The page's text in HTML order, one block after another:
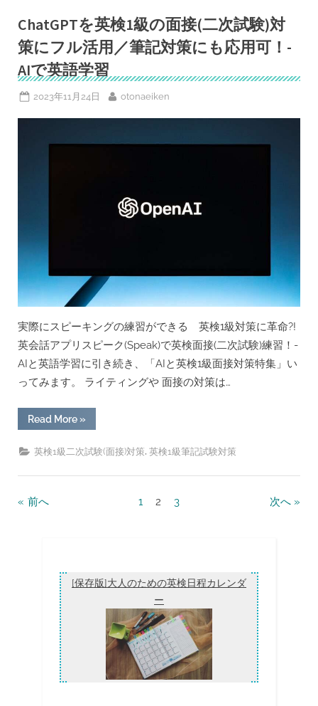
ど
う
変
わ
る？
2024
年
か
の
ChatGPTを英検1級の面接(二次試験)対
策にフル活用／筆記対策にも応用可！-
AIで英語学習
Posted
2023年11月24日 By
otonaeiken
実際にスピーキングの練習ができる 英検1級対策に革命?!
英会話アプリスピーク(Speak)で英検面接(二次試験)練習！-
AIと英語学習に引き続き、「AIと英検1級面接対策特集」い
ってみます。 ライティングや 面接の対策は…
Read More“ChatGPT
を
検
1
の
フ
ル
»
英検1級二次試験(面接)対策 英検1級筆記試験対策
投前へ 1 2 3 次へ
[保存版]大人のための英検日程カレンダ
ー